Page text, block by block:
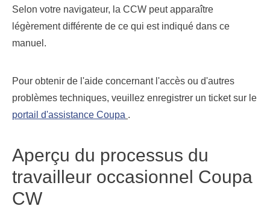
Selon votre navigateur, la CCW peut apparaître
légèrement différente de ce qui est indiqué dans ce
manuel.
Pour obtenir de l'aide concernant l'accès ou d'autres
problèmes techniques, veuillez enregistrer un ticket sur le
portail d'assistance Coupa .
Aperçu du processus du
travailleur occasionnel Coupa
CW